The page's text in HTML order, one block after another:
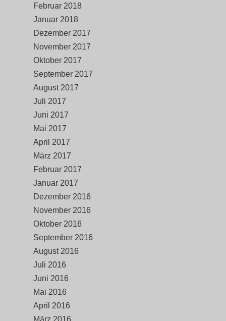
Februar 2018
Januar 2018
Dezember 2017
November 2017
Oktober 2017
September 2017
August 2017
Juli 2017
Juni 2017
Mai 2017
April 2017
März 2017
Februar 2017
Januar 2017
Dezember 2016
November 2016
Oktober 2016
September 2016
August 2016
Juli 2016
Juni 2016
Mai 2016
April 2016
März 2016